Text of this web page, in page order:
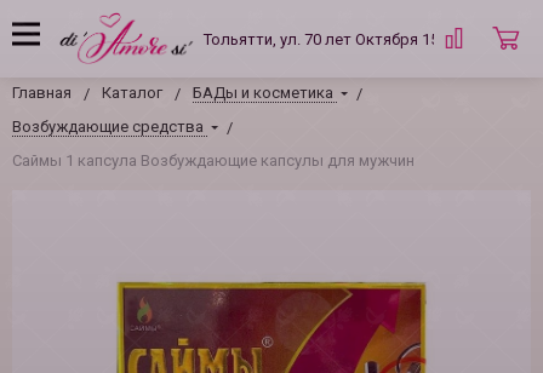
Тольятти, ул. 70 лет Октября 15 Б
Главная Каталог
БАДы и косметика
Возбуждающие средства
Саймы 1 капсула Возбуждающие капсулы для мужчин